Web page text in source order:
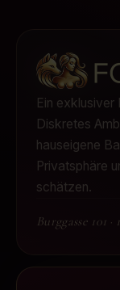
Ein exklusiver
Diskretes
hauseigene
Privatsphäre
schätzen.
Burggasse 101 ·